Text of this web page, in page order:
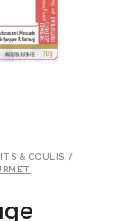
& COULIS /